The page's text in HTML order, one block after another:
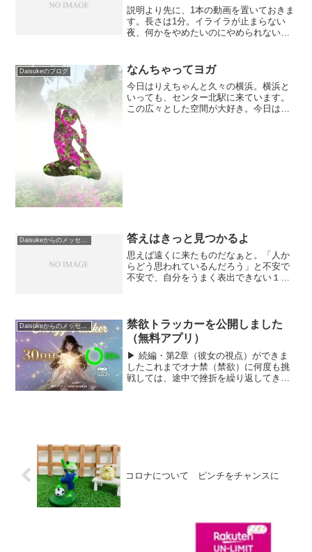
説明より先に、1本の動画を置いておきま
す。長さは1分。イライラが止まらない
夜、何かをやめたいのにやめられない波
て呼吸してみてください。動画の中でや
っているのは「4-7-...
Daisukeのブログ なんちゃってヨガ
今日はりえちゃんと久々の横浜。横浜と
いっても、センター北駅に来ています。
この広々とした空間が大好き。今日はバ
答えはきっと見つかるよ
思えば遠くに来たものだなぁと。「人か
らどう思われているんだろう」と不安で
不安で、自分をうまく表出できない１５
が必死で、うまく周りに合...
Daisukeからのメッセージ
禁欲トラッカーを公開しました
（無料アプリ）
▶ 続編・第2章（彼女の視点）ができま
したこれまでオナ禁（禁欲）に何度も挑
戦しては、途中で挫折を繰り返してきた
コロナについて ピンチをチャンスに